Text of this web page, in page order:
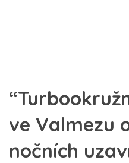
ve Valmezu
nočních